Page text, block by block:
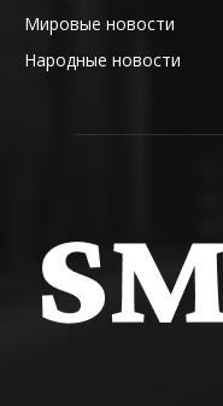
Мировые новости
Народные новости